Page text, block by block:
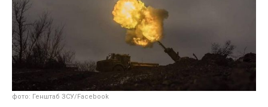
фото: Генштаб ЗСУ/Facebook